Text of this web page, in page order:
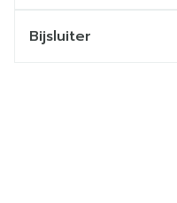
Bijsluiter